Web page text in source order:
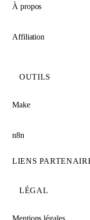
À propos
Affiliation
OUTILS
Make
n8n
LIENS
LÉGAL
Mentions légales